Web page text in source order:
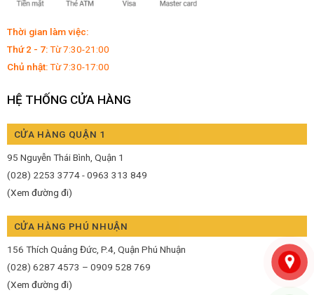
Thời gian làm việc:
Thứ 2 - 7:Từ 7:30-21:00
Chủ nhật:Từ 7:30-17:00
HỆ THỐNG CỬA HÀNG
CỬA HÀNG QUẬN 1
95 Nguyễn Thái Bình, Quận 1
(028) 2253 3774 - 0963 313 849
(Xem đường đi)
CỬA HÀNG PHÚ NHUẬN
156 Thích Quảng Đức, P.4, Quận Phú Nhuận
(028) 6287 4573 – 0909 528 769
(Xem đường đi)